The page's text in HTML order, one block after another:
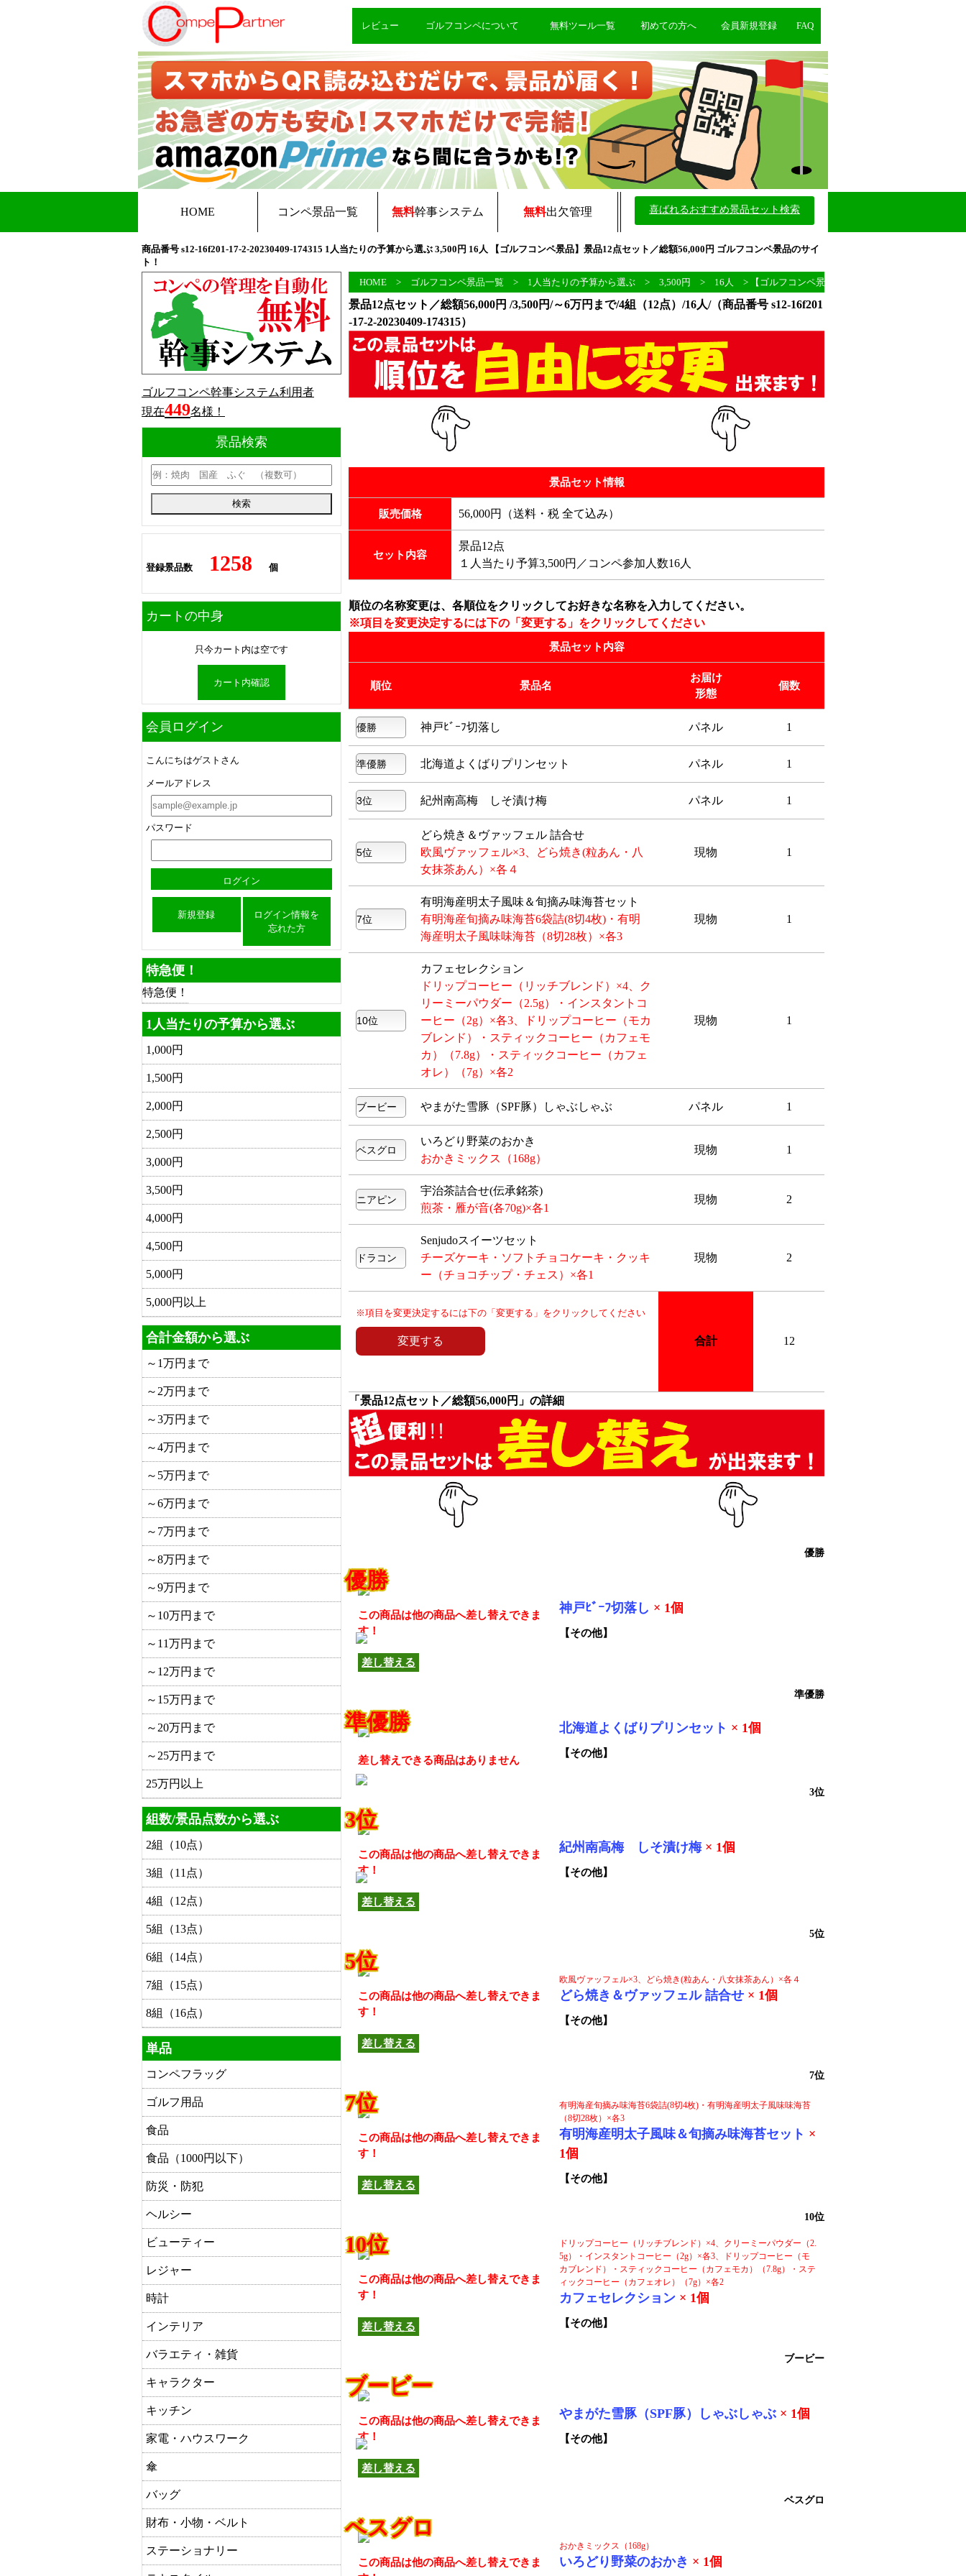
レビュー ゴルフコンペについて 無料ツール一覧 初めての方へ 会員新規登録 FAQ
HOME コンペ景品一覧 無料幹事システム 無料出欠管理 喜ばれるおすすめ景品セット検索
商品番号 s12-16f201-17-2-20230409-174315 1人当たりの予算から選ぶ 3,500円 16人 【ゴルフコンペ景品】景品12点セット／総額56,000円 ゴルフコンペ景品のサイ
ト！
HOME
> ゴルフコンペ景品一覧 > 1人当たりの予算から選ぶ > 3,500円 > 16人 > 【ゴルフコンペ景品】景品12点セット／総額
景品12点セット／総額56,000円 /3,500円/～6万円まで/4組（12点）/16人/（商品番号 s12-16f201
-17-2-20230409-174315）
景品セット情報
販売価格 56,000円（送料・税 全て込み）
セット内容
景品12点
１人当たり予算3,500円／コンペ参加人数16人
順位の名称変更は、各順位をクリックしてお好きな名称を入力してください。
※項目を変更決定するには下の「変更する」をクリックしてください
景品セット内容
順位 景品名
お届け
形態
個数
神戸ﾋﾞｰﾌ切落し パネル 1
北海道よくばりプリンセット パネル 1
紀州南高梅 しそ漬け梅 パネル 1
どら焼き＆ヴァッフェル 詰合せ
欧風ヴァッフェル×3、どら焼き(粒あん・八
女抹茶あん）×各４
現物 1
有明海産明太子風味＆旬摘み味海苔セット
有明海産旬摘み味海苔6袋詰(8切4枚)・有明
海産明太子風味味海苔（8切28枚）×各3
現物 1
カフェセレクション
ドリップコーヒー（リッチブレンド）×4、ク
リーミーパウダー（2.5g）・インスタントコ
ーヒー（2g）×各3、ドリップコーヒー（モカ
ブレンド）・スティックコーヒー（カフェモ
カ）（7.8g）・スティックコーヒー（カフェ
オレ）（7g）×各2
現物 1
やまがた雪豚（SPF豚）しゃぶしゃぶ パネル 1
いろどり野菜のおかき
おかきミックス（168g）
現物 1
宇治茶詰合せ(伝承銘茶)
煎茶・雁が音(各70g)×各1
現物 2
Senjudoスイーツセット
チーズケーキ・ソフトチョコケーキ・クッキ
ー（チョコチップ・チェス）×各1
現物 2
※項目を変更決定するには下の「変更する」をクリックしてください
合計 12
「景品12点セット／総額56,000円」の詳細
優勝
この商品は他の商品へ差し替えできま
す！
差し替える
優勝
神戸ﾋﾞｰﾌ切落し × 1個
【その他】
準優勝
差し替えできる商品はありません
準優勝 北海道よくばりプリンセット × 1個
【その他】
3位
この商品は他の商品へ差し替えできま
す！
差し替える
3位
紀州南高梅 しそ漬け梅 × 1個
【その他】
5位
この商品は他の商品へ差し替えできま
す！
差し替える
5位
欧風ヴァッフェル×3、どら焼き(粒あん・八女抹茶あん）×各４
どら焼き＆ヴァッフェル 詰合せ × 1個
【その他】
7位
この商品は他の商品へ差し替えできま
す！
差し替える
7位
有明海産旬摘み味海苔6袋詰(8切4枚)・有明海産明太子風味味海苔
（8切28枚）×各3
有明海産明太子風味＆旬摘み味海苔セット ×
1個
【その他】
10位
この商品は他の商品へ差し替えできま
す！
差し替える
10位
ドリップコーヒー（リッチブレンド）×4、クリーミーパウダー（2.
5g）・インスタントコーヒー（2g）×各3、ドリップコーヒー（モ
カブレンド）・スティックコーヒー（カフェモカ）（7.8g）・ステ
ィックコーヒー（カフェオレ）（7g）×各2
カフェセレクション × 1個
【その他】
ブービー
この商品は他の商品へ差し替えできま
す！
差し替える
ブービー
やまがた雪豚（SPF豚）しゃぶしゃぶ × 1個
【その他】
ベスグロ
この商品は他の商品へ差し替えできま
ベスグロ
おかきミックス（168g）
いろどり野菜のおかき × 1個
ゴルフコンペ幹事システム利用者
現在449名様！
景品検索
登録景品数 1258 個
カートの中身
只今カート内は空です
カート内確認
会員ログイン
こんにちはゲストさん
メールアドレス
パスワード
新規登録
ログイン情報を
忘れた方
特急便！
特急便！
1人当たりの予算から選ぶ
1,000円
1,500円
2,000円
2,500円
3,000円
3,500円
4,000円
4,500円
5,000円
5,000円以上
合計金額から選ぶ
～1万円まで
～2万円まで
～3万円まで
～4万円まで
～5万円まで
～6万円まで
～7万円まで
～8万円まで
～9万円まで
～10万円まで
～11万円まで
～12万円まで
～15万円まで
～20万円まで
～25万円まで
25万円以上
組数/景品点数から選ぶ
2組（10点）
3組（11点）
4組（12点）
5組（13点）
6組（14点）
7組（15点）
8組（16点）
単品
コンペフラッグ
ゴルフ用品
食品
食品（1000円以下）
防災・防犯
ヘルシー
ビューティー
レジャー
時計
インテリア
バラエティ・雑貨
キャラクター
キッチン
家電・ハウスワーク
傘
バッグ
財布・小物・ベルト
ステーショナリー